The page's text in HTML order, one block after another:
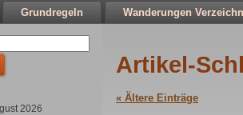
Grundregeln Wanderungen
2026
Artikel-
« Ältere Einträge